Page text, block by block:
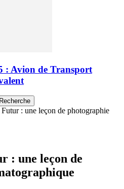
: Avion de Transport
: une leçon de photographie
: une leçon de